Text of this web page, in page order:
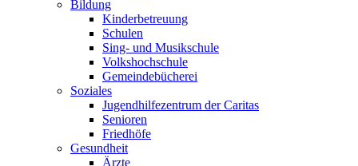
Bildung
Kinderbetreuung
Schulen
Sing- und Musikschule
Volkshochschule
Gemeindebücherei
Soziales
Jugendhilfezentrum der Caritas
Senioren
Friedhöfe
Gesundheit
Ärzte